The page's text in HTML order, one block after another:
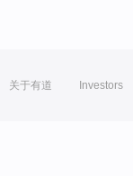
关于有道 Investors